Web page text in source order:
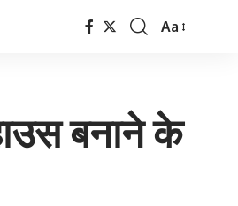
Font
Aa
बनाने के